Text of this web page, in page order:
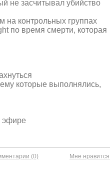
не засчитывал убийство
контрольных группах
по время смерти, которая
которые выполнялись,
эфире
Mне нравится
(0)